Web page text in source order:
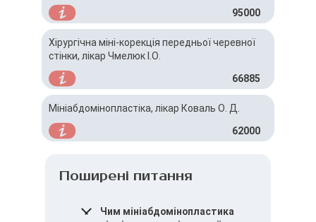
95000
Хірургічна міні-корекція передньої черевної
стінки, лікар Чмелюк І.О.
66885
Мініабдомінопластіка, лікар Коваль О. Д.
62000
Поширені питання
Чим мініабдомінопластика